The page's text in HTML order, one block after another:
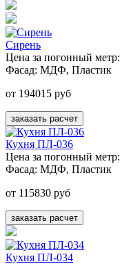
Сирень
Цена за погонный метр:
Фасад: МДФ, Пластик
от 194015 руб
заказать расчет
Кухня ПЛ-036
Цена за погонный метр:
Фасад: МДФ, Пластик
от 115830 руб
заказать расчет
Кухня ПЛ-034